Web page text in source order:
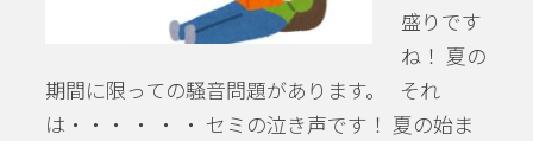
盛りです
ね！ 夏の
期間に限っての騒音問題があります。 それ
は・・・ ・ ・ ・ セミの泣き声です！ 夏の始ま